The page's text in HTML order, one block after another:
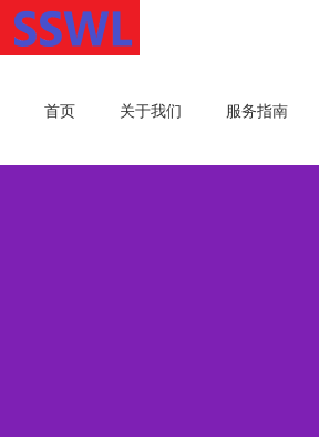
首页 关于我们 服务指南